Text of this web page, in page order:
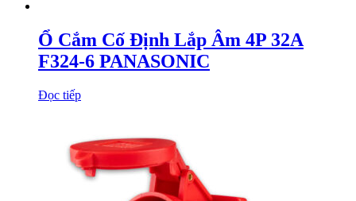
Ổ Cắm Cố Định Lắp Âm 4P 32A
F324-6 PANASONIC
Đọc tiếp